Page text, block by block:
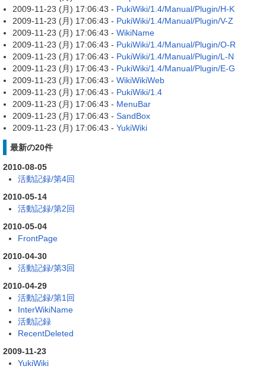
2009-11-23 (月) 17:06:43 - PukiWiki/1.4/Manual/Plugin/H-K
2009-11-23 (月) 17:06:43 - PukiWiki/1.4/Manual/Plugin/V-Z
2009-11-23 (月) 17:06:43 - WikiName
2009-11-23 (月) 17:06:43 - PukiWiki/1.4/Manual/Plugin/O-R
2009-11-23 (月) 17:06:43 - PukiWiki/1.4/Manual/Plugin/L-N
2009-11-23 (月) 17:06:43 - PukiWiki/1.4/Manual/Plugin/E-G
2009-11-23 (月) 17:06:43 - WikiWikiWeb
2009-11-23 (月) 17:06:43 - PukiWiki/1.4
2009-11-23 (月) 17:06:43 - MenuBar
2009-11-23 (月) 17:06:43 - SandBox
2009-11-23 (月) 17:06:43 - YukiWiki
最新の20件
2010-08-05
活動記録/第4回
2010-05-14
活動記録/第2回
2010-05-04
FrontPage
2010-04-30
活動記録/第3回
2010-04-29
活動記録/第1回
InterWikiName
活動記録
RecentDeleted
2009-11-23
YukiWiki